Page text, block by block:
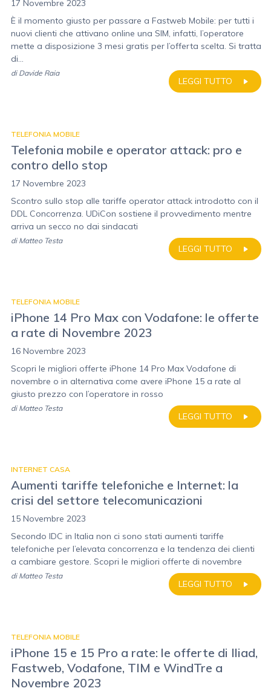
17 Novembre 2023
È il momento giusto per passare a Fastweb Mobile: per tutti i
nuovi clienti che attivano online una SIM, infatti, l’operatore
mette a disposizione 3 mesi gratis per l’offerta scelta. Si tratta
di...
LEGGI TUTTO
di Davide Raia
TELEFONIA MOBILE
Telefonia mobile e operator attack: pro e
contro dello stop
17 Novembre 2023
Scontro sullo stop alle tariffe operator attack introdotto con il
DDL Concorrenza. UDiCon sostiene il provvedimento mentre
arriva un secco no dai sindacati
LEGGI TUTTO
di Matteo Testa
TELEFONIA MOBILE
iPhone 14 Pro Max con Vodafone: le offerte
a rate di Novembre 2023
16 Novembre 2023
Scopri le migliori offerte iPhone 14 Pro Max Vodafone di
novembre o in alternativa come avere iPhone 15 a rate al
giusto prezzo con l’operatore in rosso
LEGGI TUTTO
di Matteo Testa
INTERNET CASA
Aumenti tariffe telefoniche e Internet: la
crisi del settore telecomunicazioni
15 Novembre 2023
Secondo IDC in Italia non ci sono stati aumenti tariffe
telefoniche per l’elevata concorrenza e la tendenza dei clienti
a cambiare gestore. Scopri le migliori offerte di novembre
LEGGI TUTTO
di Matteo Testa
TELEFONIA MOBILE
iPhone 15 e 15 Pro a rate: le offerte di Iliad,
Fastweb, Vodafone, TIM e WindTre a
Novembre 2023